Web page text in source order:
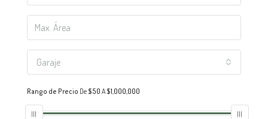
Garaje
Rango de Precio De$50 A$1,000,000